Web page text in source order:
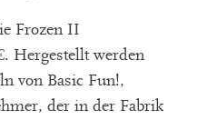
Frozen II
Hergestellt werden
von Basic Fun!,
der in der Fabrik